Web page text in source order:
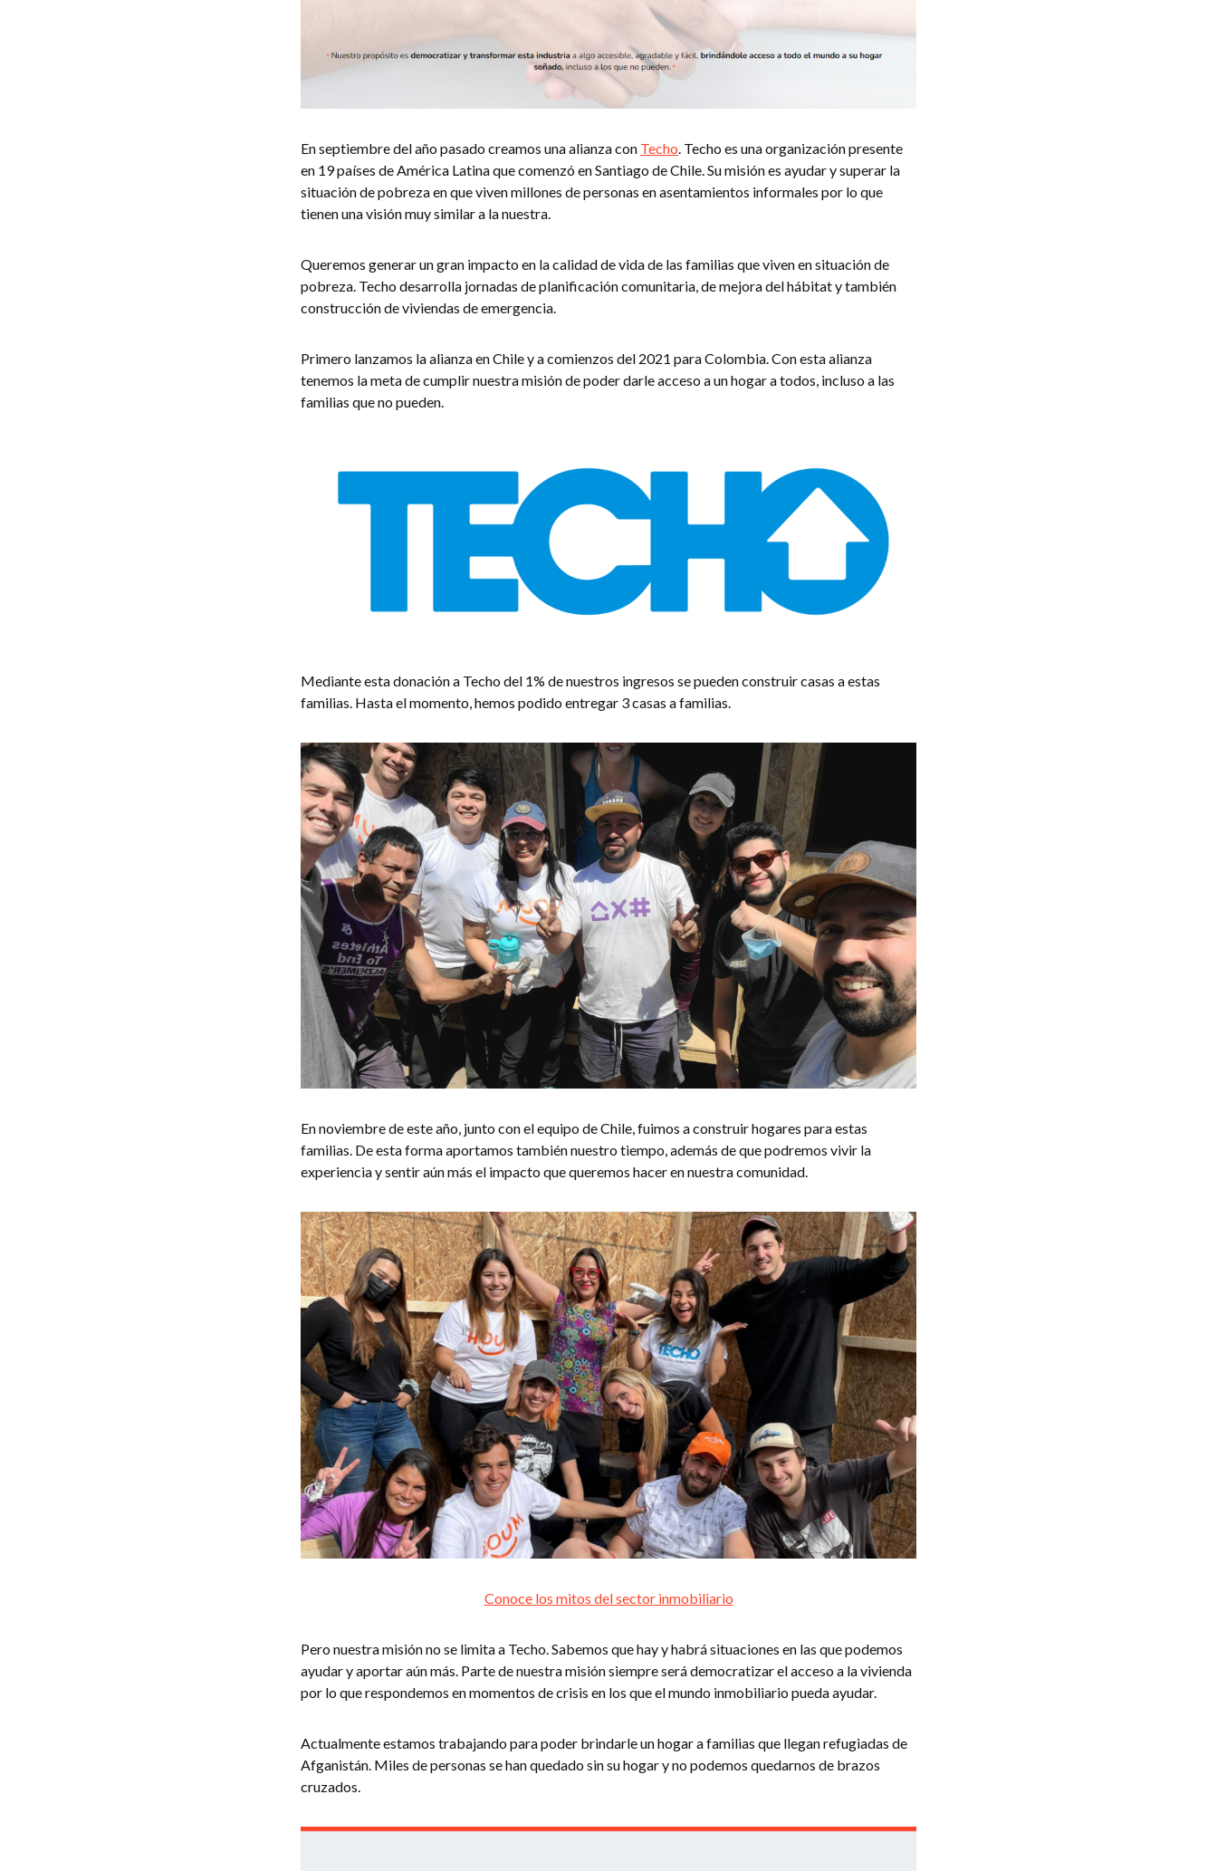
En septiembre del año pasado creamos una alianza con Techo. Techo es una organización presente
en 19 países de América Latina que comenzó en Santiago de Chile. Su misión es ayudar y superar la
situación de pobreza en que viven millones de personas en asentamientos informales por lo que
tienen una visión muy similar a la nuestra.
Queremos generar un gran impacto en la calidad de vida de las familias que viven en situación de
pobreza. Techo desarrolla jornadas de planificación comunitaria, de mejora del hábitat y también
construcción de viviendas de emergencia.
Primero lanzamos la alianza en Chile y a comienzos del 2021 para Colombia. Con esta alianza
tenemos la meta de cumplir nuestra misión de poder darle acceso a un hogar a todos, incluso a las
familias que no pueden.
Mediante esta donación a Techo del 1% de nuestros ingresos se pueden construir casas a estas
familias. Hasta el momento, hemos podido entregar 3 casas a familias.
En noviembre de este año, junto con el equipo de Chile, fuimos a construir hogares para estas
familias. De esta forma aportamos también nuestro tiempo, además de que podremos vivir la
experiencia y sentir aún más el impacto que queremos hacer en nuestra comunidad.
Conoce los mitos del sector inmobiliario
Pero nuestra misión no se limita a Techo. Sabemos que hay y habrá situaciones en las que podemos
ayudar y aportar aún más. Parte de nuestra misión siempre será democratizar el acceso a la vivienda
por lo que respondemos en momentos de crisis en los que el mundo inmobiliario pueda ayudar.
Actualmente estamos trabajando para poder brindarle un hogar a familias que llegan refugiadas de
Afganistán. Miles de personas se han quedado sin su hogar y no podemos quedarnos de brazos
cruzados.